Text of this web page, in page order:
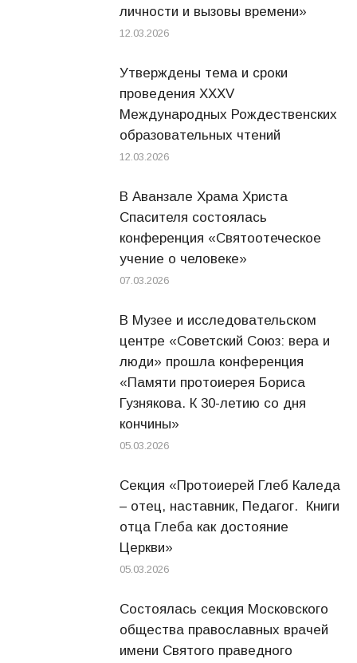
личности и вызовы времени»
12.03.2026
Утверждены тема и сроки
проведения XXXV
Международных Рождественских
образовательных чтений
12.03.2026
В Аванзале Храма Христа
Спасителя состоялась
конференция «Святоотеческое
учение о человеке»
07.03.2026
В Музее и исследовательском
центре «Советский Союз: вера и
люди» прошла конференция
«Памяти протоиерея Бориса
Гузнякова. К 30-летию со дня
кончины»
05.03.2026
Секция «Протоиерей Глеб Каледа
– отец, наставник, Педагог. Книги
отца Глеба как достояние
Церкви»
05.03.2026
Состоялась секция Московского
общества православных врачей
имени Святого праведного